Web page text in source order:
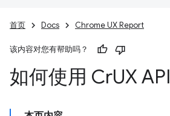
首页 Docs Chrome UX Report
该内容对您有帮助吗？
如何使用 CrUX API